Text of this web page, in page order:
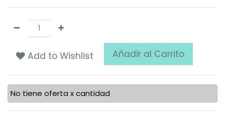
Add to Wishlist Añadir al Carrito
No tiene oferta x cantidad